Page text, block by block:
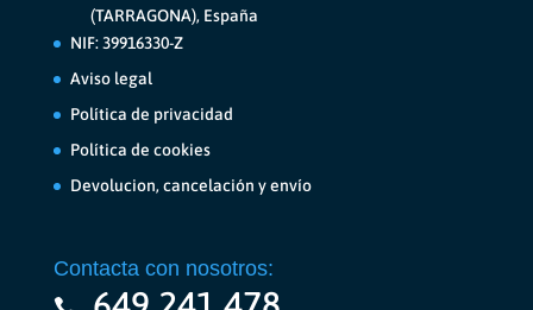
(TARRAGONA), España
NIF: 39916330-Z
Aviso legal
Política de privacidad
Política de cookies
Devolucion, cancelación y envío
Contacta con nosotros: